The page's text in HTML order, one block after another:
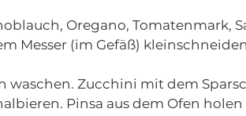
Oregano, Tomatenmark,
Messer (im Gefäß)
waschen. Zucchini mit dem
Pinsa aus dem Ofen